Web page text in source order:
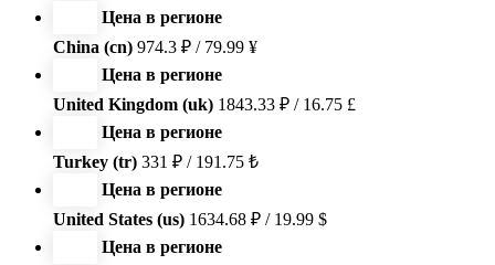
Цена в регионе
China (cn) 974.3 ₽ / 79.99 ¥
Цена в регионе
United Kingdom (uk) 1843.33 ₽ / 16.75 £
Цена в регионе
Turkey (tr) 331 ₽ / 191.75 ₺
Цена в регионе
United States (us) 1634.68 ₽ / 19.99 $
Цена в регионе